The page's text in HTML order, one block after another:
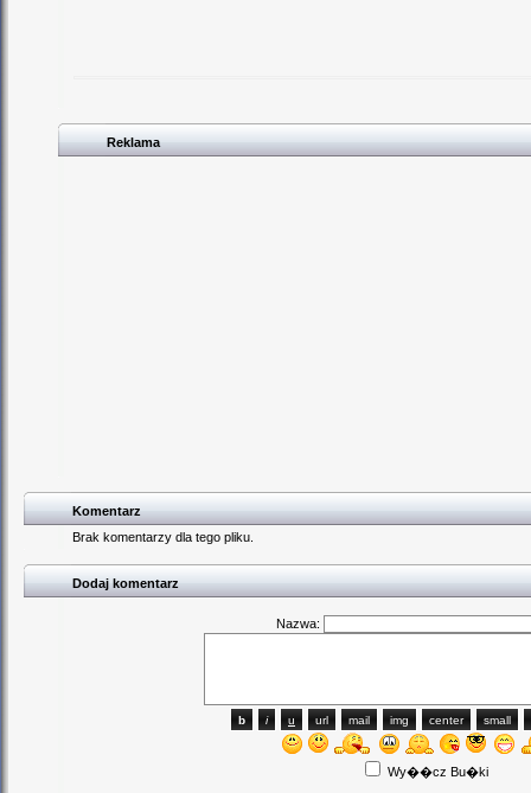
Reklama
Komentarz
Brak komentarzy dla tego pliku.
Dodaj komentarz
Nazwa:
Wy��cz Bu�ki